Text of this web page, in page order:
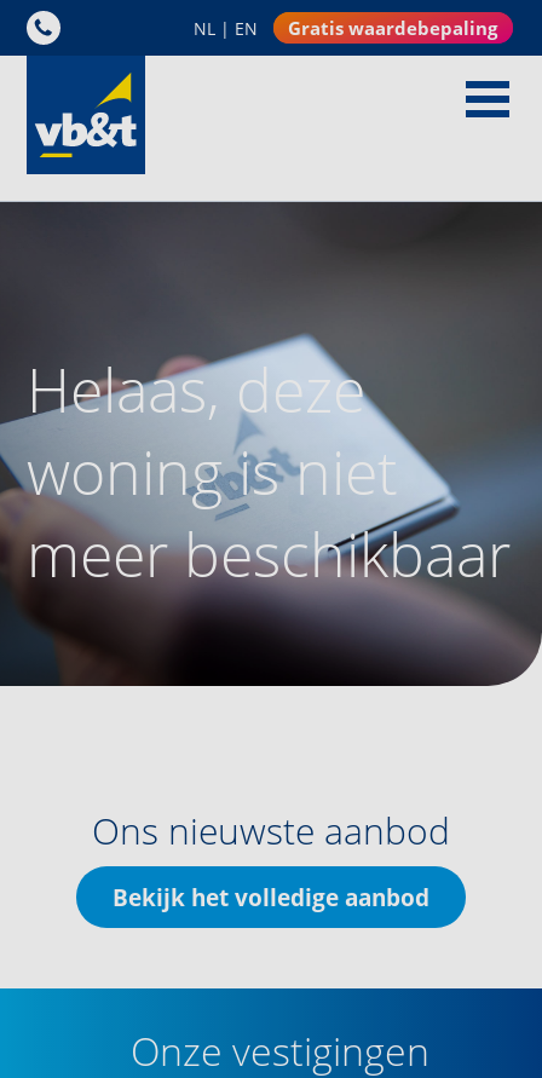
NL | EN Gratis waardebepaling
Helaas, deze
woning is niet
meer beschikbaar
Ons nieuwste aanbod
Bekijk het volledige aanbod
Onze vestigingen